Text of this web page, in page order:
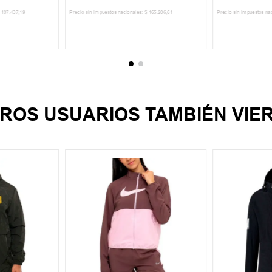
107 .437,19 Precio sin impuestos nacionales: $ 165 .206,61 Precio sin impuestos
USUARIOS TAMBIÉN